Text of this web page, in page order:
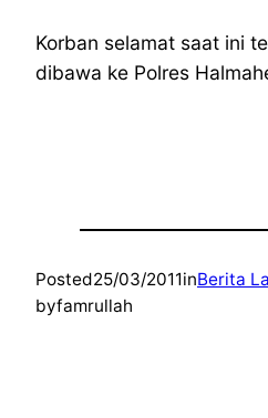
Korban selamat saat ini
dibawa ke Polres
Posted25/03/2011inBerita
byfamrullah